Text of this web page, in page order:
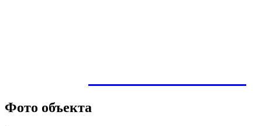
Фото объекта